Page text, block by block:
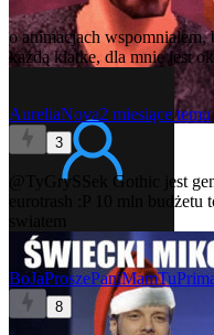
o animacjach wspomnialem,
każdą klatke, dla mnie jest ok
AureliaNova2 miesiące temu
3
@TyGrySSek
Gothic jest
eurotrash :P 10 mln
8